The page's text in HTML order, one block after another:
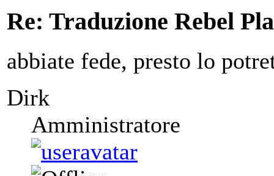
Re: Traduzione Rebel
abbiate fede, presto lo
Dirk
Amministratore